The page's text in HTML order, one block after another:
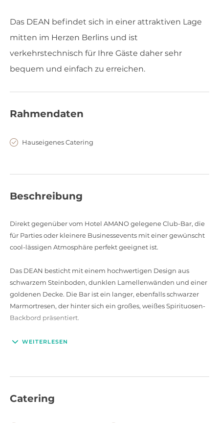
Das DEAN befindet sich in einer attraktiven Lage
mitten im Herzen Berlins und ist
verkehrstechnisch für Ihre Gäste daher sehr
bequem und einfach zu erreichen.
Rahmendaten
Hauseigenes Catering
Beschreibung
Direkt gegenüber vom Hotel AMANO gelegene Club-Bar, die
für Parties oder kleinere Businessevents mit einer gewünscht
cool-lässigen Atmosphäre perfekt geeignet ist.
Das DEAN besticht mit einem hochwertigen Design aus
schwarzem Steinboden, dunklen Lamellenwänden und einer
goldenen Decke. Die Bar ist ein langer, ebenfalls schwarzer
Marmortresen, der hinter sich ein großes, weißes Spirituosen-
Backbord präsentiert.
Ihre Gäste können es sich entweder in den flauschigen
zur Verfügung.
Das Barteam im DEAN serviert Ihren Gästen Cocktails und
WEITERLESEN
Catering